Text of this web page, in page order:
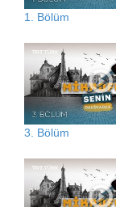
1. Bölüm
3. Bölüm